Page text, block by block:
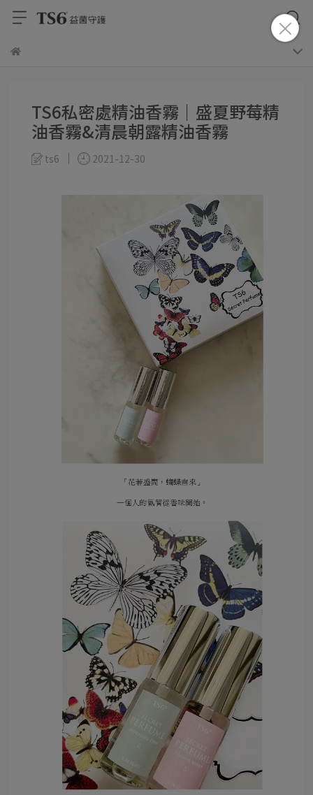
TS6私密處精油香霧｜盛夏野莓精
油香霧&清晨朝露精油香霧
ts6 2021-12-30